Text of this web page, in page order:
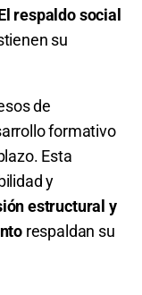
S/ 77,50
respaldo social
su
de
formativo
Esta
y
estructural y
respaldan su